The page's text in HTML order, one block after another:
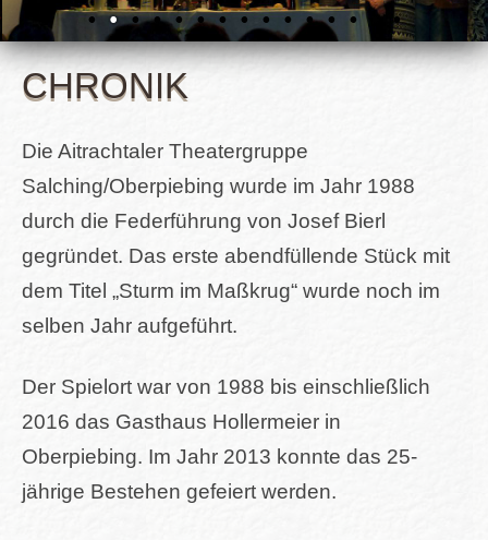
CHRONIK
Die Aitrachtaler Theatergruppe
Salching/Oberpiebing wurde im Jahr 1988
durch die Federführung von Josef Bierl
gegründet. Das erste abendfüllende Stück mit
dem Titel „Sturm im Maßkrug“ wurde noch im
selben Jahr aufgeführt.
Der Spielort war von 1988 bis einschließlich
2016 das Gasthaus Hollermeier in
Oberpiebing. Im Jahr 2013 konnte das 25-
jährige Bestehen gefeiert werden.